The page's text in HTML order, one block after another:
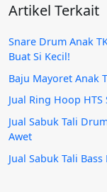
Artikel Terkait
Snare Drum Anak
Buat Si Kecil!
Baju Mayoret Anak
Jual Ring Hoop
Jual Sabuk Tali
Awet
Jual Sabuk Tali